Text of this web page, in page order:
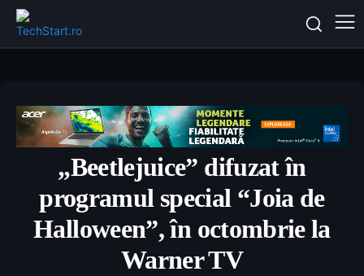
„Beetlejuice” difuzat în
programul special “Joia de
Halloween”, în octombrie la
Warner TV